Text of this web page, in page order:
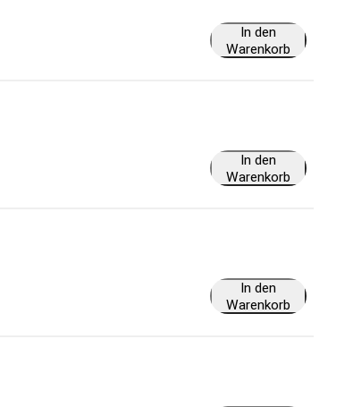
In den
Warenkorb
In den
Warenkorb
In den
Warenkorb